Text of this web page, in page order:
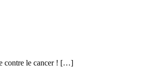
contre le cancer ! […]